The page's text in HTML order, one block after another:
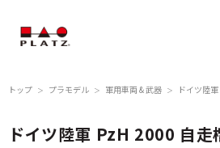
トップ ＞ プラモデル ＞ 軍用車両 & 武器 ＞ ドイツ陸
ドイツ陸軍 PzH 2000 自走